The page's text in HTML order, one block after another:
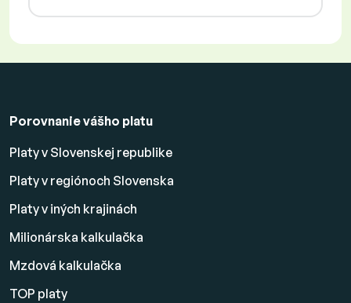
Porovnanie vášho platu
Platy v Slovenskej republike
Platy v regiónoch Slovenska
Platy v iných krajinách
Milionárska kalkulačka
Mzdová kalkulačka
TOP platy